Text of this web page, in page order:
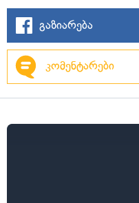
გაზიარება
კომენტარები